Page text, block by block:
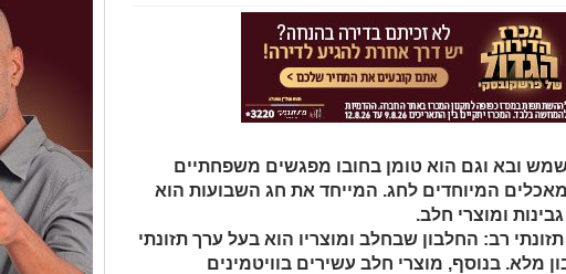
ובא וגם הוא טומן בחובו מפגשים משפחתיים
מאכלים המיוחדים לחג. המייחד את חג השבועות הוא
ומוצרי חלב.
רב: החלבון שבחלב ומוצריו הוא בעל ערך תזונתי
מלא. בנוסף, מוצרי חלב עשירים בוויטמינים